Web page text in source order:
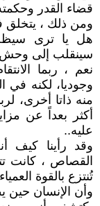
قضاء القدر
ومن ذلك ، يتخلق
هل يا ترى
سينقلب إلى
نعم ، ربما
وجوديا، لكنه في
منه ذاتا أخرى،
أكثر بعداً عن
عليه..
وقد رأينا كيف
القصاص ، كانت
تُنتزع بالقوة
وأن الإنسان حين